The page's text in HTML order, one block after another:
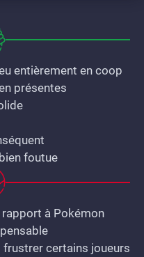
entièrement en coop
présentes
foutue
à Pokémon
certains joueurs